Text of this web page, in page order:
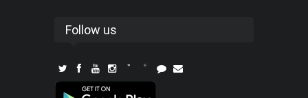
Follow us